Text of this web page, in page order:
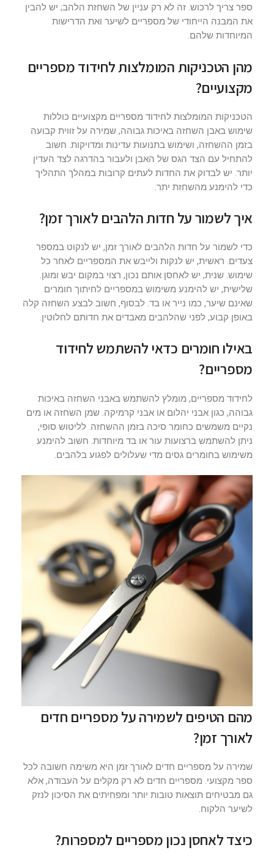
ספר צריך לרכוש. זה לא רק עניין של השחזת הלהב; יש להבין
את המבנה הייחודי של מספריים לשיער ואת הדרישות
המיוחדות שלהם.
מהן הטכניקות המומלצות לחידוד מספריים
מקצועיים?
הטכניקות המומלצות לחידוד מספריים מקצועיים כוללות
שימוש באבן השחזה באיכות גבוהה, שמירה על זווית קבועה
בזמן ההשחזה, ושימוש בתנועות עדינות ומדויקות. חשוב
להתחיל עם הצד הגס של האבן ולעבור בהדרגה לצד העדין
יותר. יש לבדוק את החדות לעתים קרובות במהלך התהליך
כדי להימנע מהשחזת יתר.
איך לשמור על חדות הלהבים לאורך זמן?
כדי לשמור על חדות הלהבים לאורך זמן, יש לנקוט במספר
צעדים. ראשית, יש לנקות ולייבש את המספריים לאחר כל
שימוש. שנית, יש לאחסן אותם נכון, רצוי במקום יבש ומוגן.
שלישית, יש להימנע משימוש במספריים לחיתוך חומרים
שאינם שיער, כמו נייר או בד. לבסוף, חשוב לבצע השחזה קלה
באופן קבוע, לפני שהלהבים מאבדים את חדותם לחלוטין.
באילו חומרים כדאי להשתמש לחידוד
מספריים?
לחידוד מספריים, מומלץ להשתמש באבני השחזה באיכות
גבוהה, כגון אבני יהלום או אבני קרמיקה. שמן השחזה או מים
נקיים משמשים כחומר סיכה בזמן ההשחזה. לליטוש סופי,
ניתן להשתמש ברצועות עור או בד מיוחדות. חשוב להימנע
משימוש בחומרים גסים מדי שעלולים לפגוע בלהבים.
מהם הטיפים לשמירה על מספריים חדים
לאורך זמן?
שמירה על מספריים חדים לאורך זמן היא משימה חשובה לכל
ספר מקצועי. מספריים חדים לא רק מקלים על העבודה, אלא
גם מבטיחים תוצאות טובות יותר ומפחיתים את הסיכון לנזק
לשיער הלקוח.
כיצד לאחסן נכון מספריים למספרות?